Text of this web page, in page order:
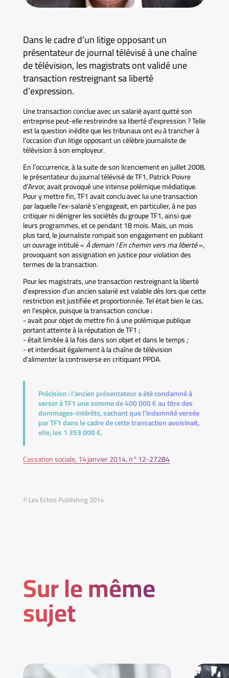
Dans le cadre d’un litige opposant un
présentateur de journal télévisé à une chaîne
de télévision, les magistrats ont validé une
transaction restreignant sa liberté
d’expression.
Une transaction conclue avec un salarié ayant quitté son
entreprise peut-elle restreindre sa liberté d’expression ? Telle
est la question inédite que les tribunaux ont eu à trancher à
l’occasion d’un litige opposant un célèbre journaliste de
télévision à son employeur.
En l’occurrence, à la suite de son licenciement en juillet 2008,
le présentateur du journal télévisé de TF1, Patrick Poivre
d’Arvor, avait provoqué une intense polémique médiatique.
Pour y mettre fin, TF1 avait conclu avec lui une transaction
par laquelle l’ex-salarié s’engageait, en particulier, à ne pas
critiquer ni dénigrer les sociétés du groupe TF1, ainsi que
leurs programmes, et ce pendant 18 mois. Mais, un mois
plus tard, le journaliste rompait son engagement en publiant
un ouvrage intitulé «À demain ! En chemin vers ma liberté»,
provoquant son assignation en justice pour violation des
termes de la transaction.
Pour les magistrats, une transaction restreignant la liberté
d’expression d’un ancien salarié est valable dès lors que cette
restriction est justifiée et proportionnée. Tel était bien le cas,
en l’espèce, puisque la transaction conclue :
- avait pour objet de mettre fin à une polémique publique
portant atteinte à la réputation de TF1 ;
- était limitée à la fois dans son objet et dans le temps ;
- et interdisait également à la chaîne de télévision
d’alimenter la controverse en critiquant PPDA.
Précision :l’ancien présentateur a été condamné à
verser à TF1 une somme de 400 000 € au titre des
dommages-intérêts, sachant que l’indemnité versée
par TF1 dans le cadre de cette transaction avoisinait,
elle, les 1 353 000 €.
Cassation sociale, 14 janvier 2014, n° 12-27284
© Les Echos Publishing 2014
Sur le même
sujet